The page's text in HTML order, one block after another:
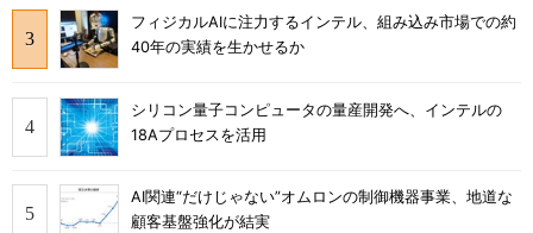
フィジカルAIに注力するインテル、組み込み市場での約
40年の実績を生かせるか
シリコン量子コンピュータの量産開発へ、インテルの
18Aプロセスを活用
AI関連“だけじゃない”オムロンの制御機器事業、地道な
顧客基盤強化が結実